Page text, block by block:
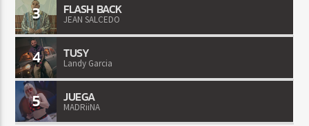
3 FLASH BACK
JEAN SALCEDO
4 TUSY
Landy Garcia
5 JUEGA
MADRiiNA